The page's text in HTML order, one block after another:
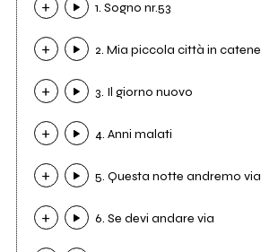
1. Sogno nr.53
2. Mia piccola città in catene
3. Il giorno nuovo
4. Anni malati
5. Questa notte andremo via
6. Se devi andare via